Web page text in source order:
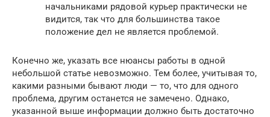
начальниками рядовой курьер практически не
видится, так что для большинства такое
положение дел не является проблемой.
Конечно же, указать все нюансы работы в одной
небольшой статье невозможно. Тем более, учитывая то,
какими разными бывают люди — то, что для одного
проблема, другим останется не замечено. Однако,
указанной выше информации должно быть достаточно